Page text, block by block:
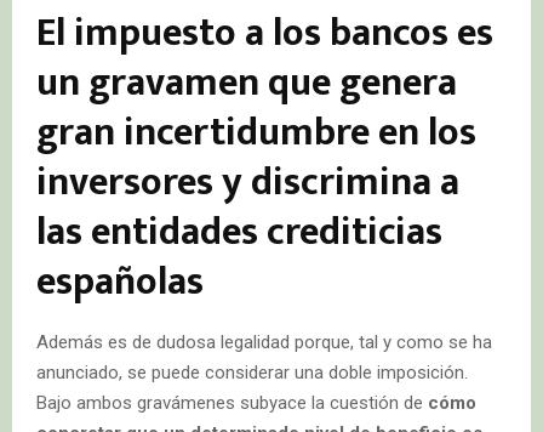
El impuesto a los bancos es
un gravamen que genera
gran incertidumbre en los
inversores y discrimina a
las entidades crediticias
españolas
Además es de dudosa legalidad porque, tal y como se ha
anunciado, se puede considerar una doble imposición.
Bajo ambos gravámenes subyace la cuestión de cómo